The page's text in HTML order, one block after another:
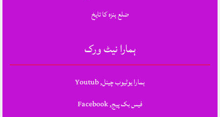
ضلع ہنزہ کا تایخ
ہمارا نیٹ ورک
ہمارا یوٹیوب چینل, Youtub
فیس بک پیج, Facebook